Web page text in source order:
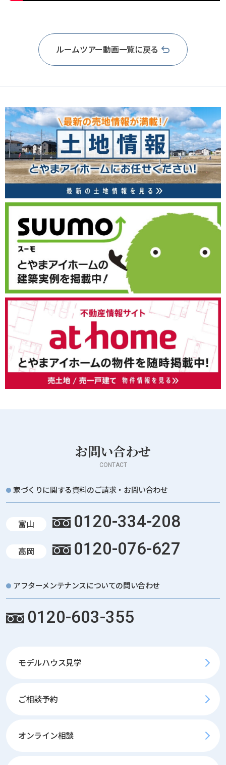
ルームツアー動画一覧に戻る
お問い合わせ
CONTACT
家づくりに関する資料のご請求・お問い合わせ
富山 0120-334-208
高岡 0120-076-627
アフターメンテナンスについての問い合わせ
0120-603-355
モデルハウス見学
ご相談予約
オンライン相談